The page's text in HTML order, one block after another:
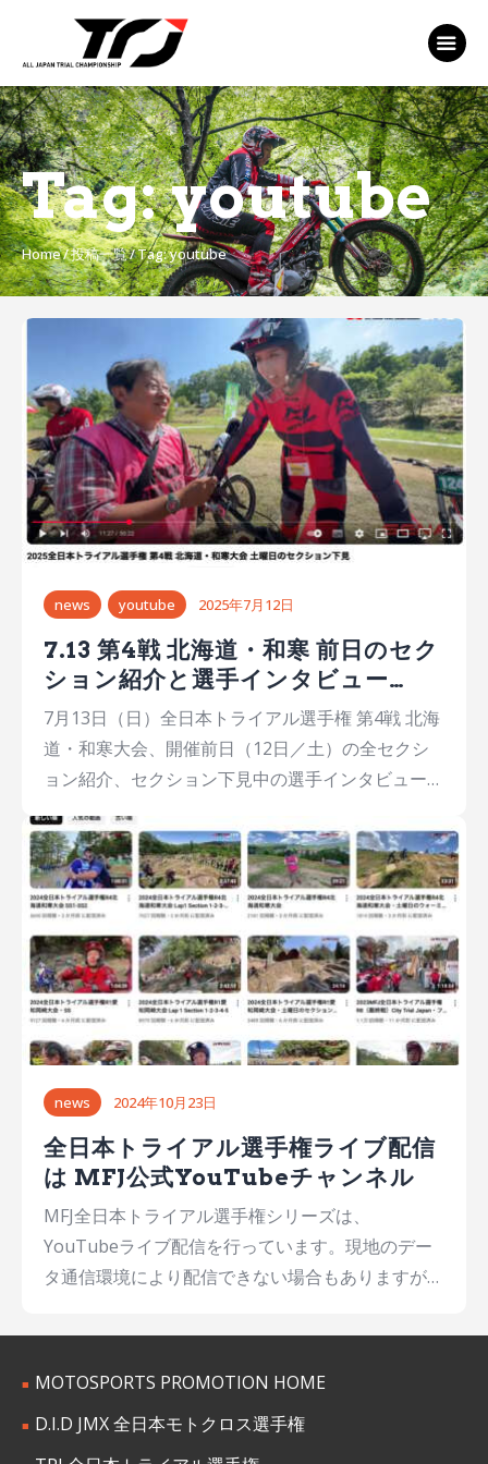
Tag: youtube
Home 投稿一覧 Tag: youtube
MFJ 全日本トライアル選手権
EVENT
TRJ ランキング
MSP Motosports
Promotion TOP
news youtube 2025年7月12日
7.13 第4戦 北海道・和寒 前日のセク
ション紹介と選手インタビュー
【MFJ公式youtubeチャンネル】
7月13日（日）全日本トライアル選手権 第4戦 北海
道・和寒大会、開催前日（12日／土）の全セクシ
ョン紹介、セクション下見中の選手インタビューを
ル】https://www.youtube.com/@MFJofficial
news 2024年10月23日
全日本トライアル選手権ライブ配信
は MFJ公式YouTubeチャンネル
MFJ全日本トライアル選手権シリーズは、
YouTubeライブ配信を行っています。現地のデー
タ通信環境により配信できない場合もありますが、
どを、ライブで配信しています。（ライブ配信がで
本モーターサイクルスポーツ協会公式」となりま
MOTOSPORTS PROMOTION HOME
D.I.D JMX 全日本モトクロス選手権